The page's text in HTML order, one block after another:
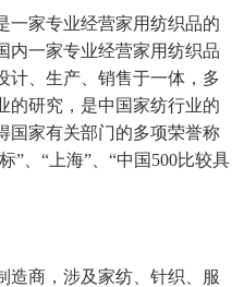
一家专业经营家用纺织品的
内一家专业经营家用纺织品
计、生产、销售于一体，多
的研究，是中国家纺行业的
国家有关部门的多项荣誉称
”、“上海”、“中国500比较具
造商，涉及家纺、针织、服